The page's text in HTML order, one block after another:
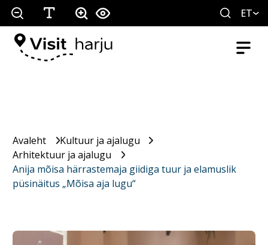
ET
Avaleht
Kultuur ja ajalugu
Arhitektuur ja ajalugu
Anija mõisa härrastemaja giidiga tuur ja elamuslik
püsinäitus „Mõisa aja lugu“